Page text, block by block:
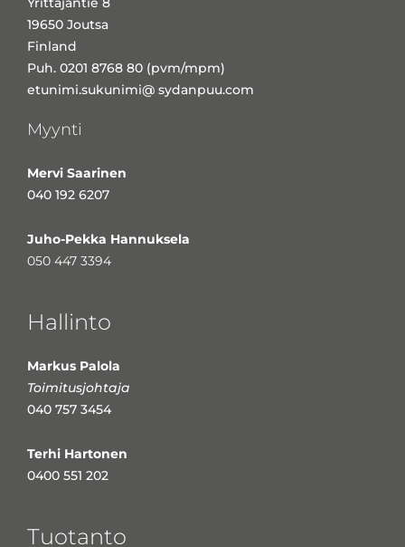
19650 Joutsa
Finland
Puh. 0201 8768 80 (pvm/mpm)
etunimi.sukunimi@ sydanpuu.com
Myynti
Mervi Saarinen
040 192 6207
Juho-Pekka Hannuksela
050 447 3394
Hallinto
Markus Palola
Toimitusjohtaja
040 757 3454
Terhi Hartonen
0400 551 202
Tuotanto